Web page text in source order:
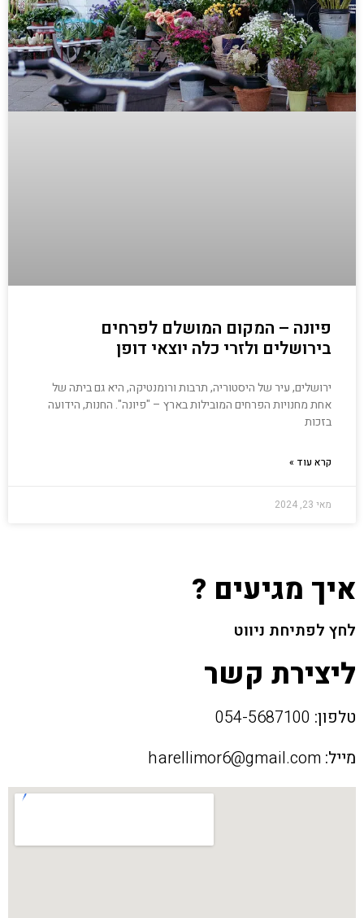
פיונה – המקום המושלם לפרחים
בירושלים ולזרי כלה יוצאי דופן
ירושלים, עיר של היסטוריה, תרבות ורומנטיקה, היא גם ביתה של
אחת מחנויות הפרחים המובילות בארץ – "פיונה". החנות, הידועה
בזכות
קרא עוד »
מאי 23, 2024
איך מגיעים ?
לחץ לפתיחת ניווט
ליצירת קשר
טלפון:
מייל: harellimor6@gmail.com